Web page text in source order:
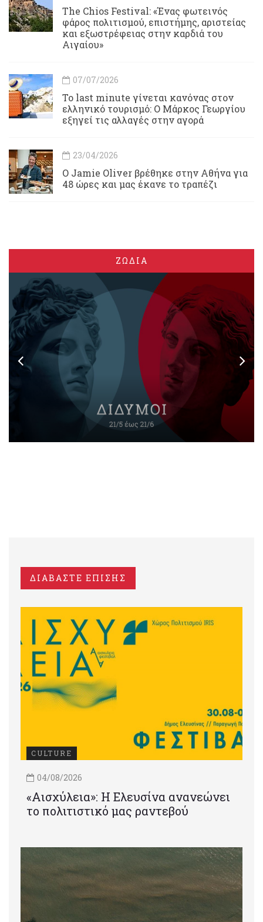
Τhe Chios Festival: «Ένας φωτεινός
φάρος πολιτισμού, επιστήμης, αριστείας
και εξωστρέφειας στην καρδιά του
Αιγαίου»
07/07/2026
Το last minute γίνεται κανόνας στον
ελληνικό τουρισμό: Ο Μάρκος Γεωργίου
εξηγεί τις αλλαγές στην αγορά
23/04/2026
Ο Jamie Oliver βρέθηκε στην Αθήνα για
48 ώρες και μας έκανε το τραπέζι
ΖΩΔΙΑ
ΔΙΑΒΑΣΤΕ ΕΠΙΣΗΣ
CULTURE
04/08/2026
«Αισχύλεια»: Η Ελευσίνα ανανεώνει
το πολιτιστικό μας ραντεβού